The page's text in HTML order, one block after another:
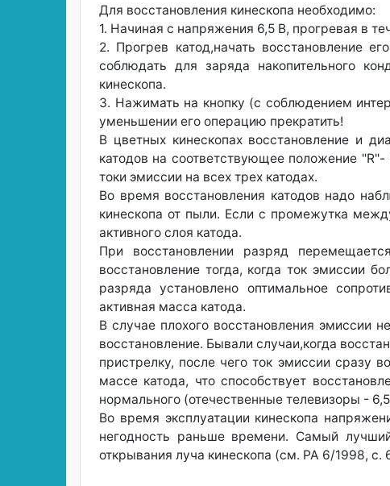
Для восстановления кинескопа необходимо:
1. Начиная с напряжения 6,5 В, прогревая в
2. Прогрев катод,начать восстановление
соблюдать для заряда накопительного
кинескопа.
3. Нажимать на кнопку (с соблюдением
уменьшении его операцию прекратить!
В цветных кинескопах восстановление и
катодов на соответствующее положение
токи эмиссии на всех трех катодах.
Во время восстановления катодов надо
кинескопа от пыли. Если с промежутка
активного слоя катода.
При восстановлении разряд
восстановление тогда, когда ток эмиссии
разряда установлено оптимальное
активная масса катода.
В случае плохого восстановления эмиссии
восстановление. Бывали случаи,когда
пристрелку, после чего ток эмиссии сразу
массе катода, что способствует
нормального (отечественные телевизоры -
Во время эксплуатации кинескопа
негодность раньше времени. Самый
открывания луча кинескопа (см. РА 6/1998, с.